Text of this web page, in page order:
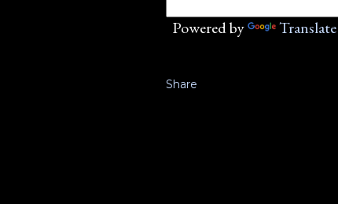
Powered by Translate
Share